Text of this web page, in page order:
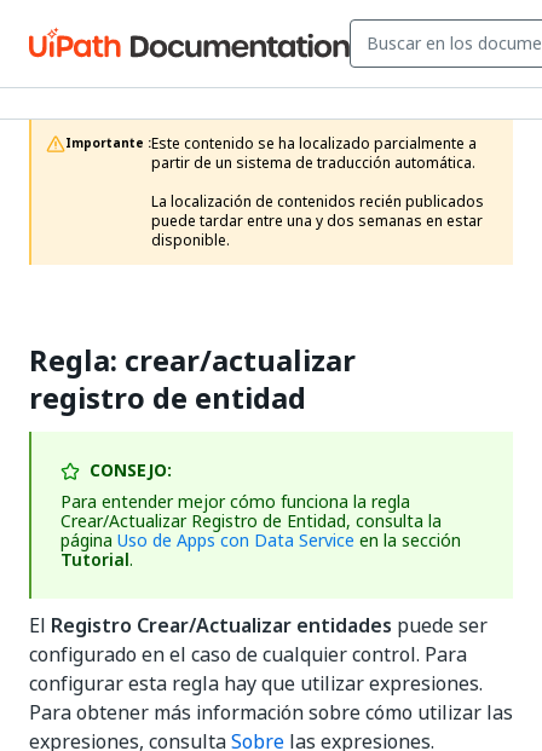
Importante :Este contenido se ha localizado parcialmente a
partir de un sistema de traducción automática.
La localización de contenidos recién publicados
puede tardar entre una y dos semanas en estar
disponible.
Regla: crear/actualizar
registro de entidad
CONSEJO:
Para entender mejor cómo funciona la regla
Crear/Actualizar Registro de Entidad, consulta la
página Uso de Apps con Data Service en la sección
Tutorial.
El Registro Crear/Actualizar entidades puede ser
configurado en el caso de cualquier control. Para
configurar esta regla hay que utilizar expresiones.
Para obtener más información sobre cómo utilizar las
expresiones, consultaSobre las expresiones.